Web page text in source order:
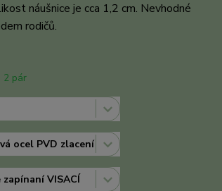
náušnice je cca 1,2 cm. Nevhodné
rodičů.
2 pár